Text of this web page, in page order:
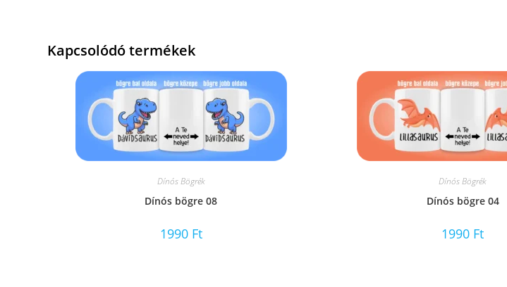
Kapcsolódó termékek
Dínós Bögrék
Dínós bögre 08
1990 Ft
Dínós Bögrék
Dínós bögre 04
1990 Ft